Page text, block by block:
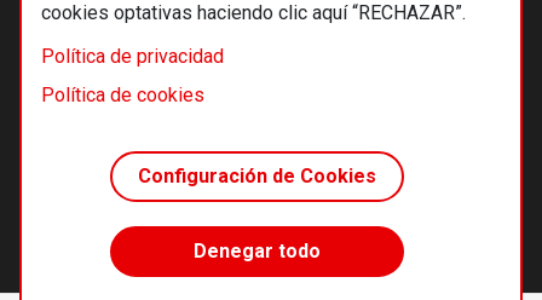
cookies optativas haciendo clic aquí “RECHAZAR”.
Política de privacidad
Política de cookies
Configuración de Cookies
Denegar todo
© 2026 Alternativas económicas SCCL
Footer
Términos y condiciones de uso
Política de cookies
Principios editoriales